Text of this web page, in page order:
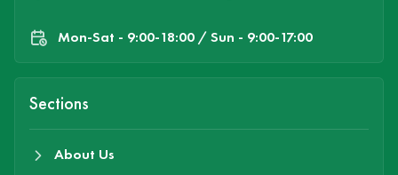
Mon-Sat - 9:00-18:00 / Sun - 9:00-17:00
Sections
About Us